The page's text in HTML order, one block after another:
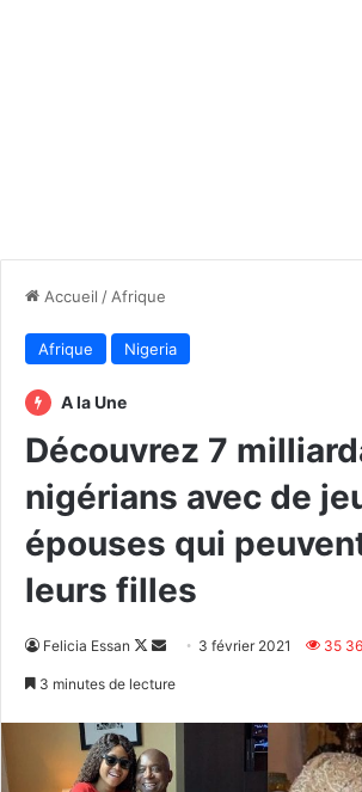
Accueil / Afrique
Afrique Nigeria
A la Une
Découvrez 7
nigérians avec de
épouses qui
leurs filles
Felicia Essan
Follow
Envoyer3 février 2021 35
3 minutes de lecture